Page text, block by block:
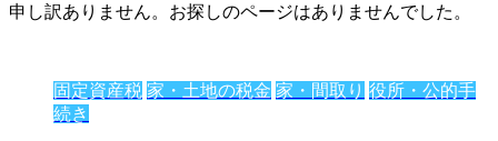
申し訳ありません。お探しのページはありませんでした。
固定資産税 家・土地の税金 家・間取り 役所・公的手
続き